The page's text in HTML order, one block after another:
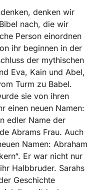
denken wir
nach, die wir
Person einordnen
ihr beginnen in der
der mythischen
Eva, Kain und Abel,
Turm zu Babel.
sie von ihren
einen neuen Namen:
edler Name der
Abrams Frau. Auch
Namen: Abraham
Er war nicht nur
Halbbruder. Sarahs
Geschichte